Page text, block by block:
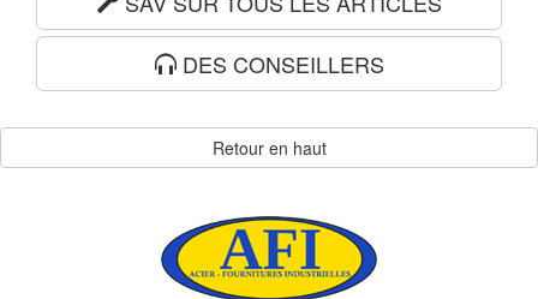
DES CONSEILLERS
Retour en haut